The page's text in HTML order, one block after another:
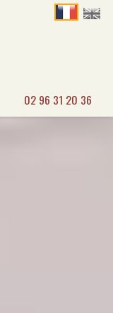
02 96 31 20 36